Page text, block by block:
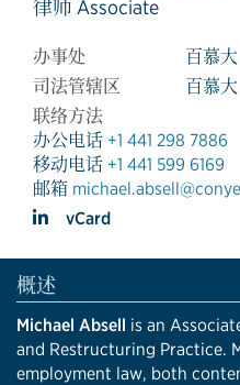
律师 Associate
办事处
百慕大
司法管辖区
百慕大
联络方法
办公电话 +1 441 298 7886
移动电话 +1 441 599 6169
邮箱
vCard
概述
Michael Absell is an
and Restructuring Practice.
employment law, both